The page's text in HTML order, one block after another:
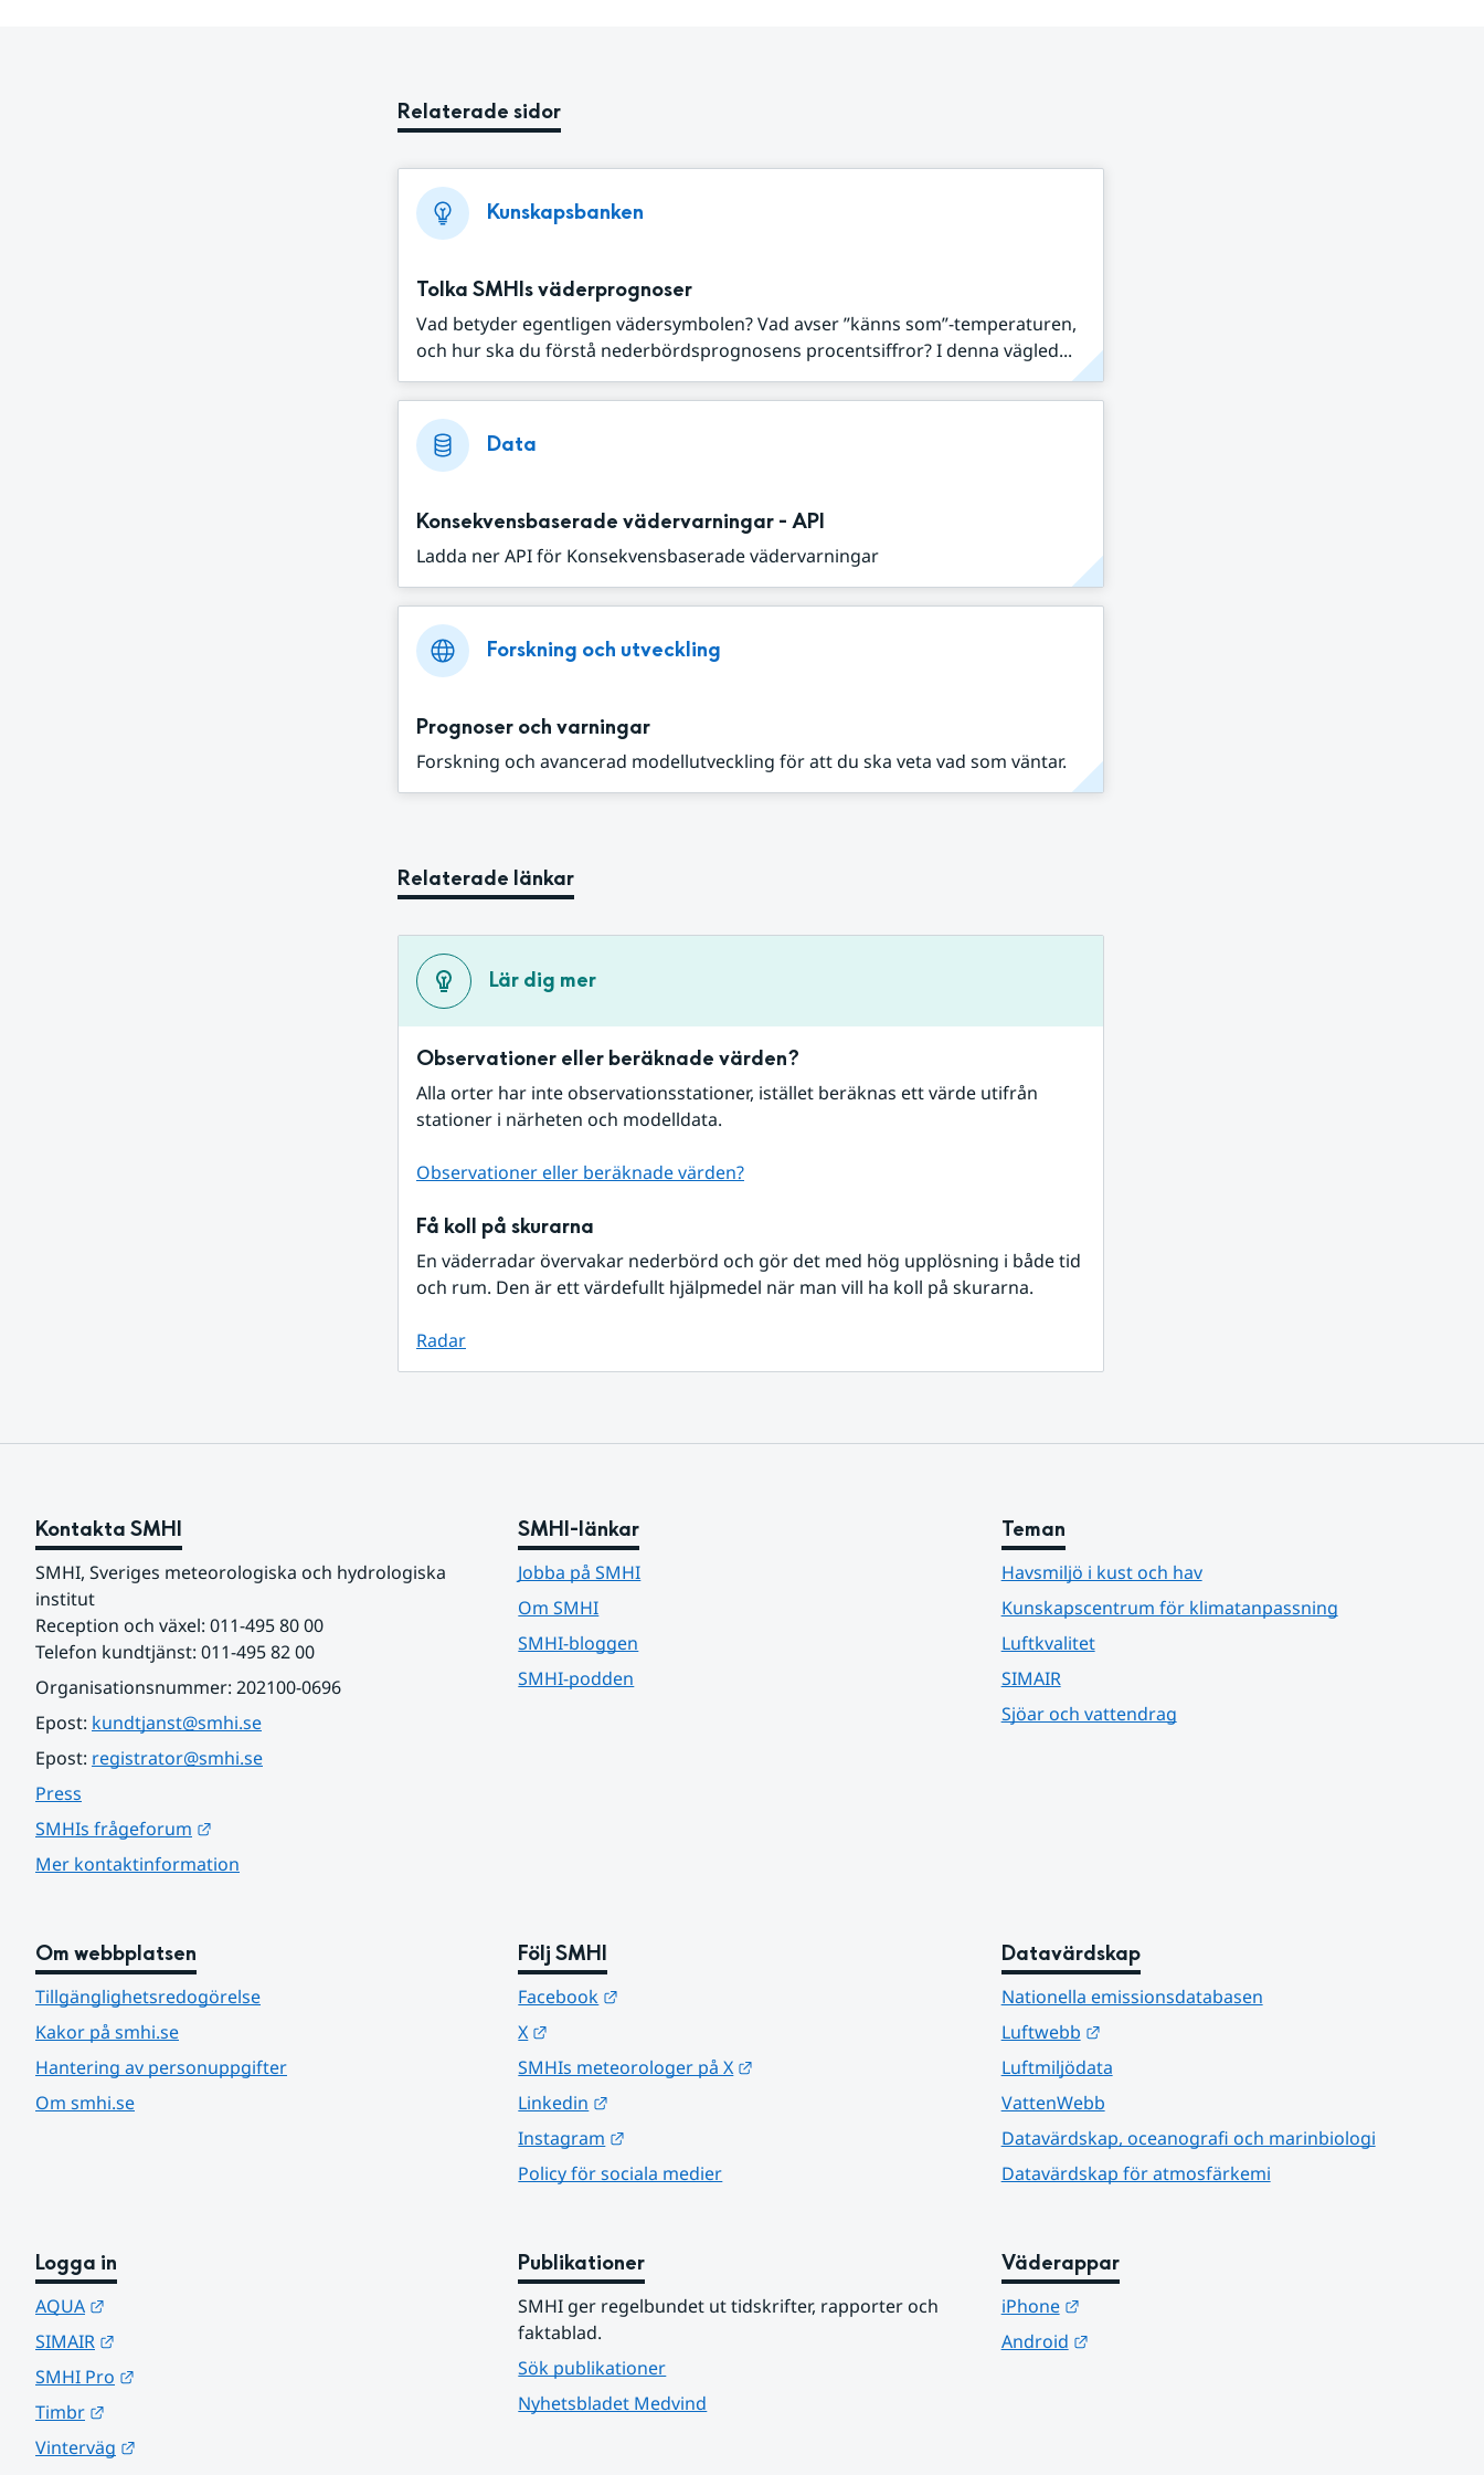
Relaterade sidor
Kunskapsbanken
Tolka SMHIs väderprognoser
Vad betyder egentligen vädersymbolen? Vad avser ”känns som”-temperaturen,
och hur ska du förstå nederbördsprognosens procentsiffror? I denna vägled...
Data
Konsekvensbaserade vädervarningar - API
Ladda ner API för Konsekvensbaserade vädervarningar
Forskning och utveckling
Prognoser och varningar
Forskning och avancerad modellutveckling för att du ska veta vad som väntar.
Relaterade länkar
Lär dig mer
Observationer eller beräknade värden?
Alla orter har inte observationsstationer, istället beräknas ett värde utifrån
stationer i närheten och modelldata.
Observationer eller beräknade värden?
Få koll på skurarna
En väderradar övervakar nederbörd och gör det med hög upplösning i både tid
och rum. Den är ett värdefullt hjälpmedel när man vill ha koll på skurarna.
Radar
Kontakta SMHI
SMHI, Sveriges meteorologiska och hydrologiska
institut
Reception och växel: 011-495 80 00
Telefon kundtjänst: 011-495 82 00
Organisationsnummer: 202100-0696
Epost: kundtjanst@smhi.se
Epost: registrator@smhi.se
Press
SMHIs frågeforum
Mer kontaktinformation
SMHI-länkar
Jobba på SMHI
Om SMHI
SMHI-bloggen
SMHI-podden
Teman
Havsmiljö i kust och hav
Kunskapscentrum för klimatanpassning
Luftkvalitet
SIMAIR
Sjöar och vattendrag
Om webbplatsen
Tillgänglighetsredogörelse
Kakor på smhi.se
Hantering av personuppgifter
Om smhi.se
Följ SMHI
Facebook
X
SMHIs meteorologer på X
Linkedin
Instagram
Policy för sociala medier
Datavärdskap
Nationella emissionsdatabasen
Luftwebb
Länk till annan webbplats.
Luftmiljödata
VattenWebb
Datavärdskap, oceanografi och marinbiologi
Datavärdskap för atmosfärkemi
Logga in
AQUA
SIMAIR
SMHI Pro
Timbr
Vinterväg
Publikationer
SMHI ger regelbundet ut tidskrifter, rapporter och
faktablad.
Sök publikationer
Nyhetsbladet Medvind
Väderappar
iPhone
Länk till annan webbplats.
Android
Länk till annan webbplats.